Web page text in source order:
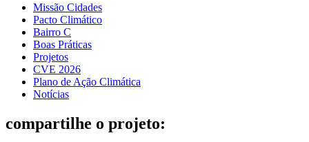
Missão Cidades
Pacto Climático
Bairro C
Boas Práticas
Projetos
CVE 2026
Plano de Ação Climática
Notícias
compartilhe o projeto: